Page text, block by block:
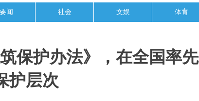
要闻 社会 文娱 体育
保护办法》，在全国率先
护层次